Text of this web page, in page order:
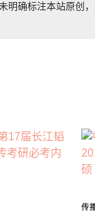
明确标注本站原创
传